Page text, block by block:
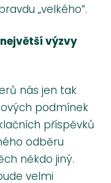
„velkého“.
výzvy
nás jen tak
podmínek
příspěvků
odběru
někdo jiný.
velmi